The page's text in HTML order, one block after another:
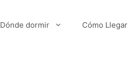
Dónde dormir Cómo Llegar